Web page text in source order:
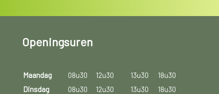
Openingsuren
Maandag 08u30 12u30 13u30
18u30
Dinsdag
08u30 12u30 13u30
18u30